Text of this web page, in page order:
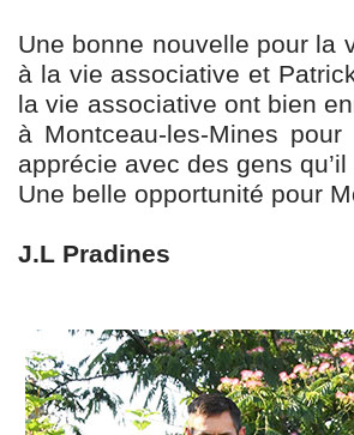
Une bonne nouvelle pour la
à la vie associative et
la vie associative ont bien
à Montceau-les-Mines
apprécie avec des gens
Une belle opportunité pour
J.L Pradines